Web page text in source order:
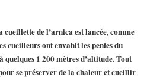
de l’arnica est lancée, comme
cueilleurs ont envahit les pentes du
à quelques 1 200 mètres d’altitude. Tout
se préserver de la chaleur et cueillir